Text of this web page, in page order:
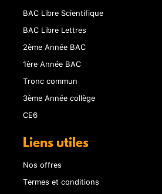
BAC Libre Scientifique
BAC Libre Lettres
2ème Année BAC
1ère Année BAC
Tronc commun
3ème Année collège
CE6
Liens utiles
Nos offres
Termes et conditions